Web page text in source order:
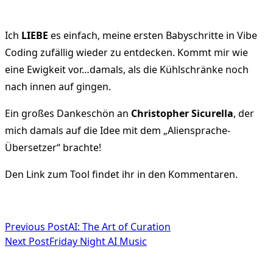
Ich LIEBE es einfach, meine ersten Babyschritte in Vibe
Coding zufällig wieder zu entdecken. Kommt mir wie
eine Ewigkeit vor…damals, als die Kühlschränke noch
nach innen auf gingen.
Ein großes Dankeschön an Christopher Sicurella, der
mich damals auf die Idee mit dem „Aliensprache-
Übersetzer“ brachte!
Den Link zum Tool findet ihr in den Kommentaren.
<span
class="nav-
Previous PostAI: The Art of Curation
Next PostFriday Night AI Music